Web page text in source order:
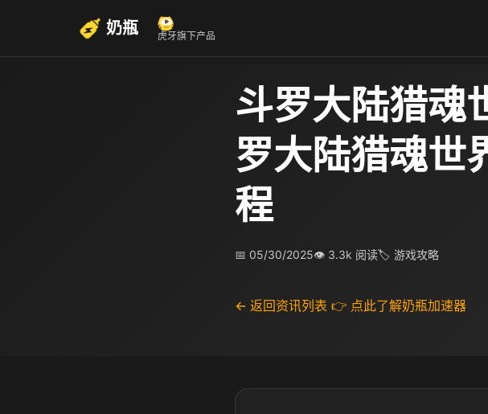
奶瓶 虎牙旗下产品
斗罗大陆猎魂
罗大陆猎魂世
程
📅 05/30/2025👁 3.3k 阅读🏷 游戏攻略
← 返回资讯列表 👉 点此了解奶瓶加速器